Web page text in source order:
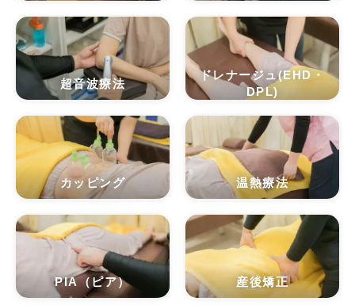
超音波療法
ドレナージュ(EHD・
DPL)
カッピング 温熱療法
PIA（ピア） 産後矯正